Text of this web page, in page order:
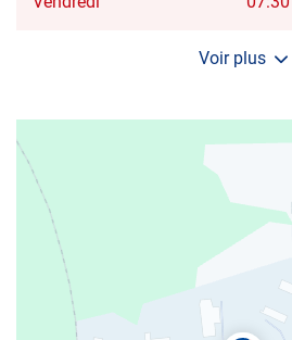
Voir plus
et
du
centre
AUTOSUR
SAINT-
PIERRE-
DU-
MONT